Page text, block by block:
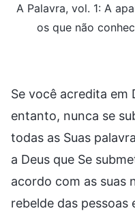
A Palavra, vol. 1: A
os que não
Se você acredita em
entanto, nunca se
todas as Suas
a Deus que Se
acordo com as suas
rebelde das pessoas